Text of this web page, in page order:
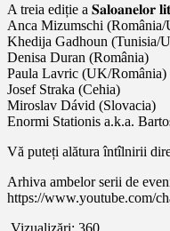
A treia ediție a 𝐒𝐚𝐥𝐨𝐚𝐧𝐞𝐥𝐨𝐫
Anca Mizumschi
Khedija Gadhoun (Tunisia/
Denisa Duran (România)
Paula Lavric (UK/România)
Josef Straka (Cehia)
Miroslav Dávid (Slovacia)
Enormi Stationis a.k.a.
Vă puteți alătura întîlnirii
Arhiva ambelor serii de
https://www.youtube.com/
Vizualizări: 360